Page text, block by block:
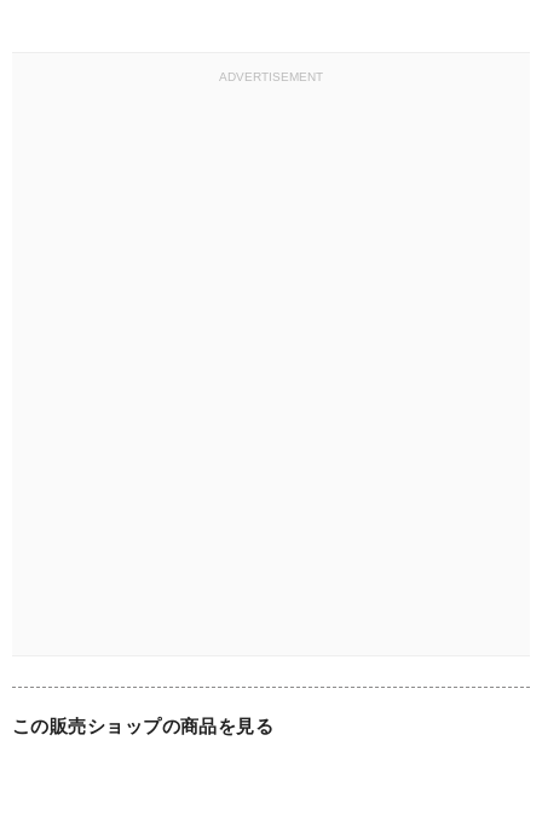
ADVERTISEMENT
この販売ショップの商品を見る